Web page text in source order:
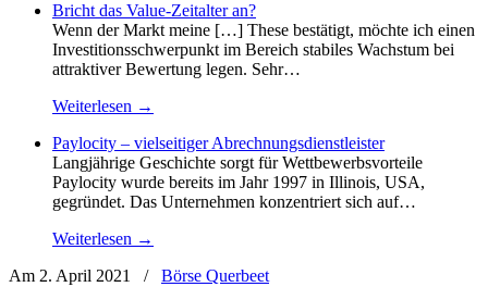
Bricht das Value-Zeitalter an?
Wenn der Markt meine […] These bestätigt, möchte ich einen
Investitionsschwerpunkt im Bereich stabiles Wachstum bei
attraktiver Bewertung legen. Sehr…
Weiterlesen →
Paylocity – vielseitiger Abrechnungsdienstleister
Langjährige Geschichte sorgt für Wettbewerbsvorteile
Paylocity wurde bereits im Jahr 1997 in Illinois, USA,
gegründet. Das Unternehmen konzentriert sich auf…
Weiterlesen →
Am 2. April 2021
/ Börse Querbeet